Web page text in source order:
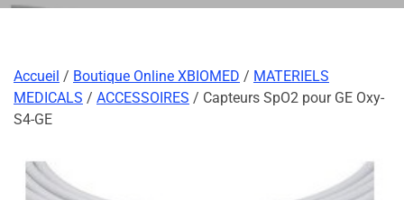
Accueil / Boutique Online XBIOMED / MATERIELS
MEDICALS / ACCESSOIRES / Capteurs SpO2 pour GE Oxy-
S4-GE